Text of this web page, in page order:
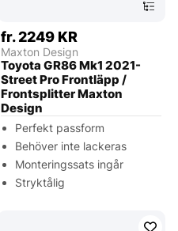
fr. 2249 KR
Maxton Design
Toyota GR86 Mk1 2021-
Street Pro Frontläpp /
Frontsplitter Maxton
Design
Perfekt passform
Behöver inte lackeras
Monteringssats ingår
Stryktålig